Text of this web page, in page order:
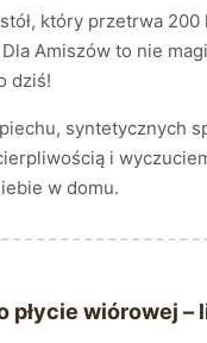
który przetrwa
Amiszów to nie
dziś!
syntetycznych
i
w domu.
płycie wiórowej